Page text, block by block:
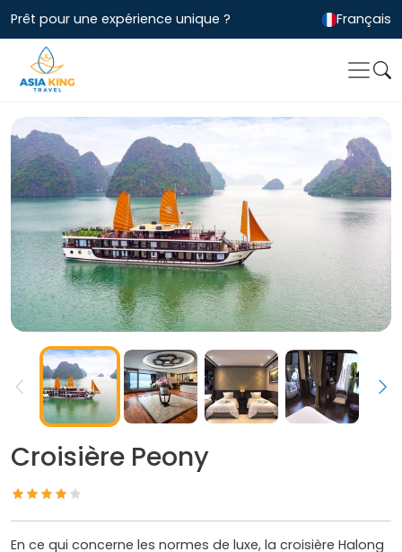
Prêt pour une expérience unique ? Français
Croisière Peony
En ce qui concerne les normes de luxe, la croisière Halong